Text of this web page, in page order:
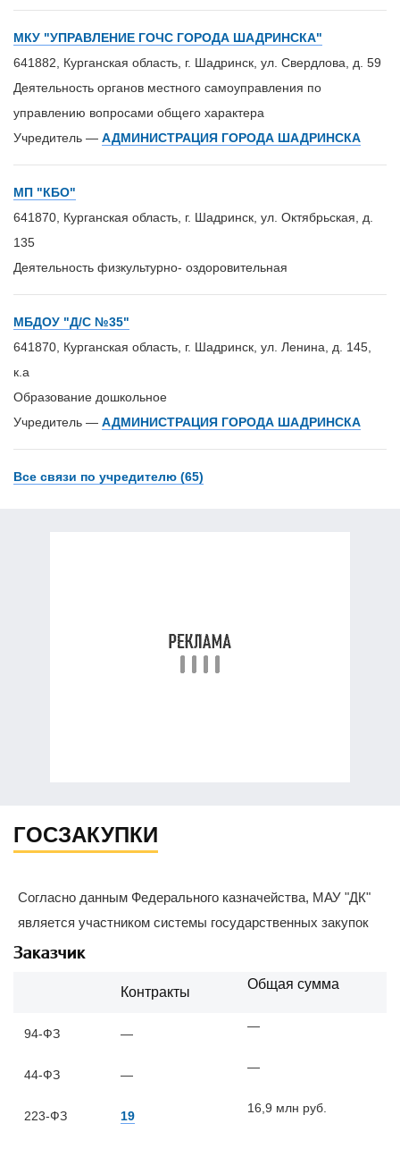
МКУ "УПРАВЛЕНИЕ ГОЧС ГОРОДА ШАДРИНСКА"
641882, Курганская область, г. Шадринск, ул. Свердлова, д. 59
Деятельность органов местного самоуправления по
управлению вопросами общего характера
Учредитель — АДМИНИСТРАЦИЯ ГОРОДА ШАДРИНСКА
МП "КБО"
641870, Курганская область, г. Шадринск, ул. Октябрьская, д.
135
Деятельность физкультурно- оздоровительная
МБДОУ "Д/С №35"
641870, Курганская область, г. Шадринск, ул. Ленина, д. 145,
к.а
Образование дошкольное
Учредитель — АДМИНИСТРАЦИЯ ГОРОДА ШАДРИНСКА
Все связи по учредителю (65)
ГОСЗАКУПКИ
Согласно данным Федерального казначейства, МАУ "ДК"
является участником системы государственных закупок
Заказчик
Контракты
Общая сумма
94-ФЗ —
—
44-ФЗ —
—
223-ФЗ 19
16,9 млн руб.